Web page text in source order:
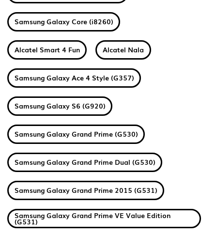
Samsung Galaxy Core (i8260)
Alcatel Smart 4 Fun Alcatel Nala
Samsung Galaxy Ace 4 Style (G357)
Samsung Galaxy S6 (G920)
Samsung Galaxy Grand Prime (G530)
Samsung Galaxy Grand Prime Dual (G530)
Samsung Galaxy Grand Prime 2015 (G531)
Samsung Galaxy Grand Prime VE Value Edition
(G531)